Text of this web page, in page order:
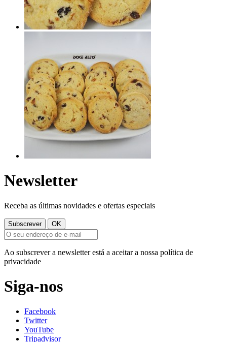
Newsletter
Receba as últimas novidades e ofertas especiais
Ao subscrever a newsletter está a aceitar a nossa política de
privacidade
Siga-nos
Facebook
Twitter
YouTube
Tripadvisor